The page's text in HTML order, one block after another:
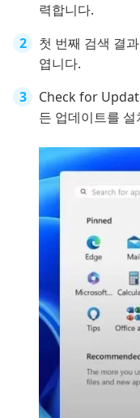
력합니다.
첫 번째 검색 결
엽니다.
Check for
든 업데이트를 설